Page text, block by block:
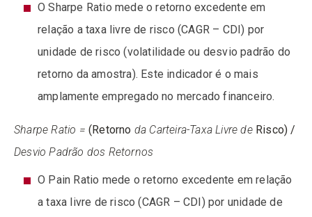
O Sharpe Ratio mede o retorno excedente em
relação a taxa livre de risco (CAGR – CDI) por
unidade de risco (volatilidade ou desvio padrão do
retorno da amostra). Este indicador é o mais
amplamente empregado no mercado financeiro.
Sharpe Ratio = (Retorno da Carteira-Taxa Livre deRisco) /
Desvio Padrão dos Retornos
O Pain Ratio mede o retorno excedente em relação
a taxa livre de risco (CAGR – CDI) por unidade de